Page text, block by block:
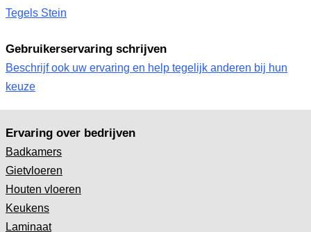
Tegels Stein
Gebruikerservaring schrijven
Beschrijf ook uw ervaring en help tegelijk anderen bij hun
keuze
Ervaring over bedrijven
Badkamers
Gietvloeren
Houten vloeren
Keukens
Laminaat